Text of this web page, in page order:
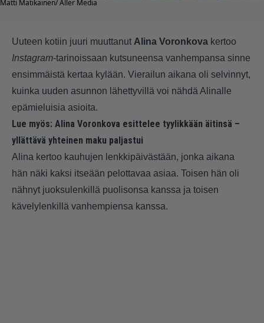
Matti Matikainen/ Aller Media
Uuteen kotiin juuri muuttanut Alina Voronkova kertoo
Instagram-tarinoissaan kutsuneensa vanhempansa sinne
ensimmäistä kertaa kylään. Vierailun aikana oli selvinnyt,
kuinka uuden asunnon lähettyvillä voi nähdä Alinalle
epämieluisia asioita.
Lue myös: Alina Voronkova esittelee tyylikkään äitinsä –
yllättävä yhteinen maku paljastui
Alina kertoo kauhujen lenkkipäivästään, jonka aikana
hän näki kaksi itseään pelottavaa asiaa. Toisen hän oli
nähnyt juoksulenkillä puolisonsa kanssa ja toisen
kävelylenkillä vanhempiensa kanssa.